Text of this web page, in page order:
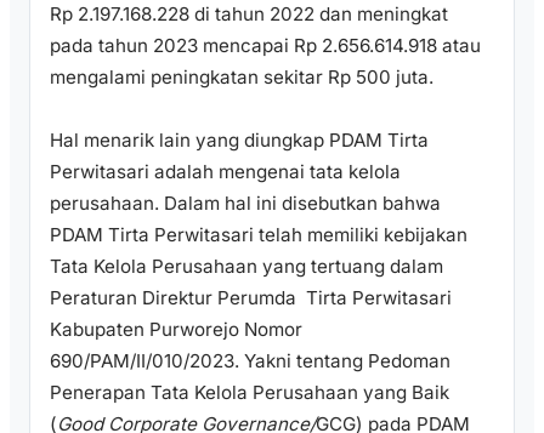
Rp 2.197.168.228 di tahun 2022 dan meningkat
pada tahun 2023 mencapai Rp 2.656.614.918 atau
mengalami peningkatan sekitar Rp 500 juta.
Hal menarik lain yang diungkap PDAM Tirta
Perwitasari adalah mengenai tata kelola
perusahaan. Dalam hal ini disebutkan bahwa
PDAM Tirta Perwitasari telah memiliki kebijakan
Tata Kelola Perusahaan yang tertuang dalam
Peraturan Direktur Perumda Tirta Perwitasari
Kabupaten Purworejo Nomor
690/PAM/II/010/2023. Yakni tentang Pedoman
Penerapan Tata Kelola Perusahaan yang Baik
(Good Corporate Governance/GCG) pada PDAM